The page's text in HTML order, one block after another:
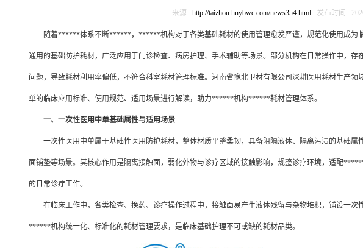
来源 : http://taizhou.hnybwc.com/news354.html 发布时间 :
随着******体系不断******，******机构对于各类基础耗材的使用管理愈发严谨，规范化使用成为临
通用的基础防护耗材，广泛应用于门诊检查、病房护理、手术辅助等场景。部分机构在日常操作中，
问题，导致耗材利用率偏低，不符合科室耗材管理标准。河南省豫北卫材有限公司深耕医用耗材生产
单的临床应用标准、使用规范、适用场景进行解读，助力******机构******耗材管理体系。
一、一次性医用中单基础属性与适用场景
一次性医用中单属于基础性医用防护耗材，整体材质平整柔韧，具备阻隔液体、隔离污渍的基础属
面铺垫等场景。其核心作用是隔离接触面，弱化外物与诊疗区域的接触影响，规整诊疗环境，适配
的日常诊疗工作。
在临床工作中，各类检查、换药、诊疗操作过程中，接触面易产生液体残留与杂物堆积，铺设一次
******机构统一化、标准化的耗材管理要求，是临床基础护理不可或缺的耗材品类。